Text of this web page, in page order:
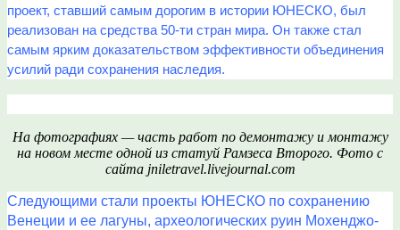
проект, ставший самым дорогим в истории ЮНЕСКО, был
реализован на средства 50-ти стран мира. Он также стал
самым ярким доказательством эффективности объединения
усилий ради сохранения наследия.
На фотографиях — часть работ по демонтажу и монтажу
на новом месте одной из статуй Рамзеса Второго. Фото с
сайта jniletravel.livejournal.com
Следующими стали проекты ЮНЕСКО по сохранению
Венеции и ее лагуны, археологических руин Мохенджо-